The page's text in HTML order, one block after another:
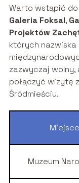
Warto wstąpić
Galeria Foksal,
Projektów
których
zazwyczaj
połączyć wizytę
Śródmieściu.
Miejsce
Muzeum